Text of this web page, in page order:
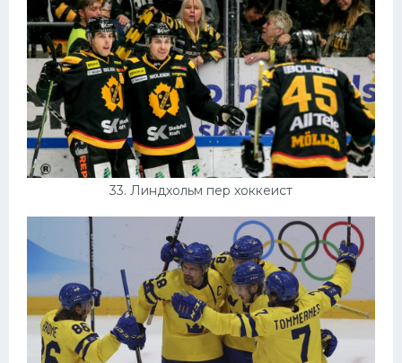
33. Линдхольм пер хоккеист